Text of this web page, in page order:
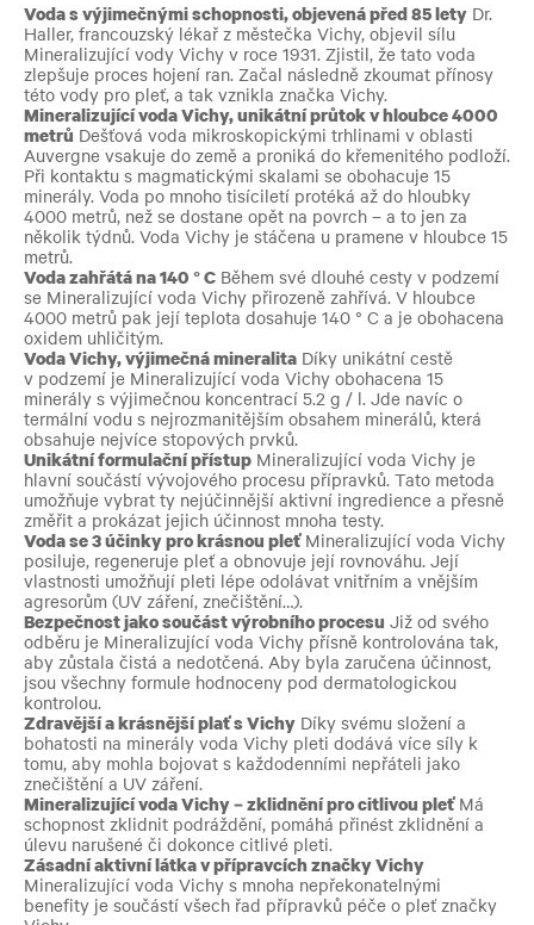
Voda s výjimečnými schopnosti, objevená před 85 lety Dr.
Haller, francouzský lékař z městečka Vichy, objevil sílu
Mineralizující vody Vichy v roce 1931. Zjistil, že tato voda
zlepšuje proces hojení ran. Začal následně zkoumat přínosy
této vody pro pleť, a tak vznikla značka Vichy.
Mineralizující voda Vichy, unikátní průtok v hloubce 4000
metrů Dešťová voda mikroskopickými trhlinami v oblasti
Auvergne vsakuje do země a proniká do křemenitého podloží.
Při kontaktu s magmatickými skalami se obohacuje 15
minerály. Voda po mnoho tisíciletí protéká až do hloubky
4000 metrů, než se dostane opět na povrch – a to jen za
několik týdnů. Voda Vichy je stáčena u pramene v hloubce 15
metrů.
Voda zahřátá na 140 ° C Během své dlouhé cesty v podzemí
se Mineralizující voda Vichy přirozeně zahřívá. V hloubce
4000 metrů pak její teplota dosahuje 140 ° C a je obohacena
oxidem uhličitým.
Voda Vichy, výjimečná mineralita Díky unikátní cestě
v podzemí je Mineralizující voda Vichy obohacena 15
minerály s výjimečnou koncentrací 5.2 g / l. Jde navíc o
termální vodu s nejrozmanitějším obsahem minerálů, která
obsahuje nejvíce stopových prvků.
Unikátní formulační přístup Mineralizující voda Vichy je
hlavní součástí vývojového procesu přípravků. Tato metoda
umožňuje vybrat ty nejúčinnější aktivní ingredience a přesně
změřit a prokázat jejich účinnost mnoha testy.
Voda se 3 účinky pro krásnou pleť Mineralizující voda Vichy
posiluje, regeneruje pleť a obnovuje její rovnováhu. Její
vlastnosti umožňují pleti lépe odolávat vnitřním a vnějším
agresorům (UV záření, znečištění…).
Bezpečnost jako součást výrobního procesu Již od svého
odběru je Mineralizující voda Vichy přísně kontrolována tak,
aby zůstala čistá a nedotčená. Aby byla zaručena účinnost,
jsou všechny formule hodnoceny pod dermatologickou
kontrolou.
Zdravější a krásnější plať s Vichy Díky svému složení a
bohatosti na minerály voda Vichy pleti dodává více síly k
tomu, aby mohla bojovat s každodenními nepřáteli jako
znečištění a UV záření.
Mineralizující voda Vichy – zklidnění pro citlivou pleť Má
schopnost zklidnit podráždění, pomáhá přinést zklidnění a
úlevu narušené či dokonce citlivé pleti.
Zásadní aktivní látka v přípravcích značky Vichy
Mineralizující voda Vichy s mnoha nepřekonatelnými
benefity je součástí všech řad přípravků péče o pleť značky